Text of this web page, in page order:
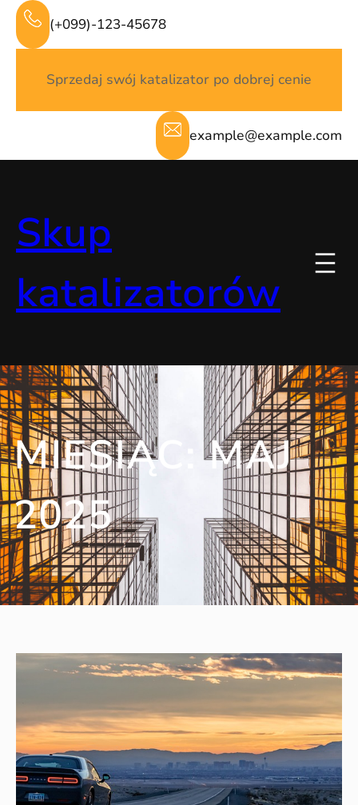
Przejdź
treści
(+099)-123-45678
Sprzedaj swój katalizator po dobrej cenie
example@example.com
Skup
katalizatorów
MIESIĄC:MAJ
2025